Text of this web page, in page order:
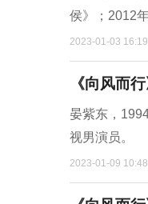
侯》；2012
2023-01-03
《向风而
晏紫东，
视男演员。
2023-01-09